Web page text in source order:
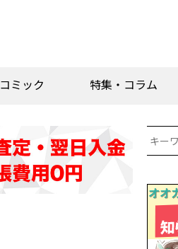
コミック 特集・コラム